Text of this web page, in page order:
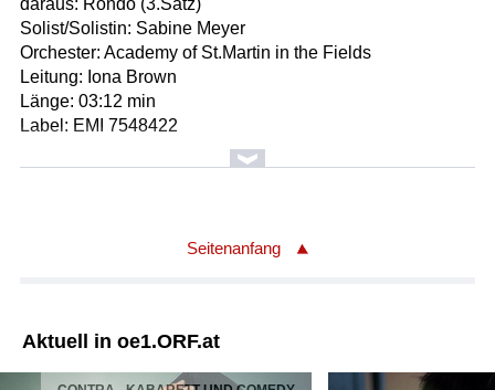
daraus: Rondo (3.Satz)
Solist/Solistin: Sabine Meyer
Orchester: Academy of St.Martin in the Fields
Leitung: Iona Brown
Länge: 03:12 min
Label: EMI 7548422
Komponist/Komponistin: Franz Ignaz Danzi
Leitung: Howard Griffiths
Komponist/Komponistin: Grigoras Dinicu
Bearbeiter/Bearbeiterin: Vivi Vassileva
Seitenanfang
Aktuell in oe1.ORF.at